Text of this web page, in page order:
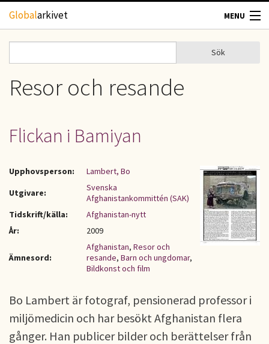
Hoppa till huvudinnehåll
Globalarkivet MENU
TIDSKRIFTER
UPPHOVSRÄTT
OM OSS
Sökformulär
Sök
Resor och resande
Flickan i Bamiyan
Upphovsperson:
Lambert, Bo
Utgivare:
Svenska
Afghanistankommittén (SAK)
Tidskrift/källa:
Afghanistan-nytt
År:
2009
Ämnesord:
Afghanistan, Resor och
resande, Barn och ungdomar,
Bildkonst och film
Bo Lambert är fotograf, pensionerad professor i
miljömedicin och har besökt Afghanistan flera
gånger. Han publicer bilder och berättelser från